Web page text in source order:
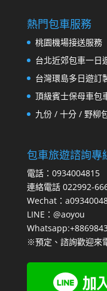
熱門包車服務
桃園機場接送服務
台北近郊包車一日
台灣環島多日遊訂
頂級賓士保母車包
九份 / 十分 / 野柳
包車旅遊諮詢專
電話：0934004815
連絡電話 022992-
Wechat：
LINE：@aoyou
※預定、諮詢歡迎來